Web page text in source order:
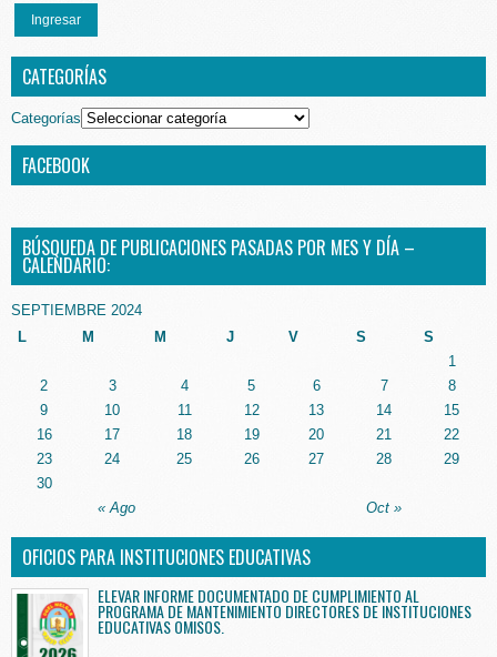
Ingresar
CATEGORÍAS
Categorías
FACEBOOK
BÚSQUEDA DE PUBLICACIONES PASADAS POR MES Y DÍA –
CALENDARIO:
SEPTIEMBRE 2024
L
M M J V S S
« Ago Oct »
1
2
3 4 5 6 7
8
9
10 11 12 13 14
15
16
17 18 19 20 21
22
23
24 25 26 27 28
29
30
OFICIOS PARA INSTITUCIONES EDUCATIVAS
ELEVAR INFORME DOCUMENTADO DE CUMPLIMIENTO AL
PROGRAMA DE MANTENIMIENTO DIRECTORES DE INSTITUCIONES
EDUCATIVAS OMISOS.